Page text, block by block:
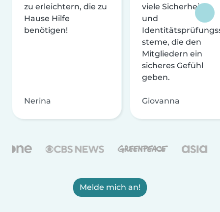
zu erleichtern, die zu
Hause Hilfe
benötigen!
Nerina
viele Sicherheits-
und
steme, die den
Mitgliedern ein
sicheres Gefühl
geben.
Giovanna
Melde mich an!